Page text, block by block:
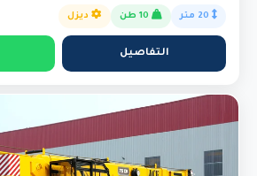
ديزل
التفاصيل